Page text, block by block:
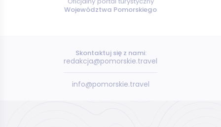
Województwa Pomorskiego
Skontaktuj się z nami:
redakcja@pomorskie.travel
info@pomorskie.travel